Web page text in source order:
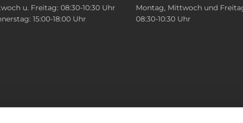
u. Freitag: 08:30-10:30 Uhr
15:00-18:00 Uhr
Montag, Mittwoch und
08:30-10:30 Uhr